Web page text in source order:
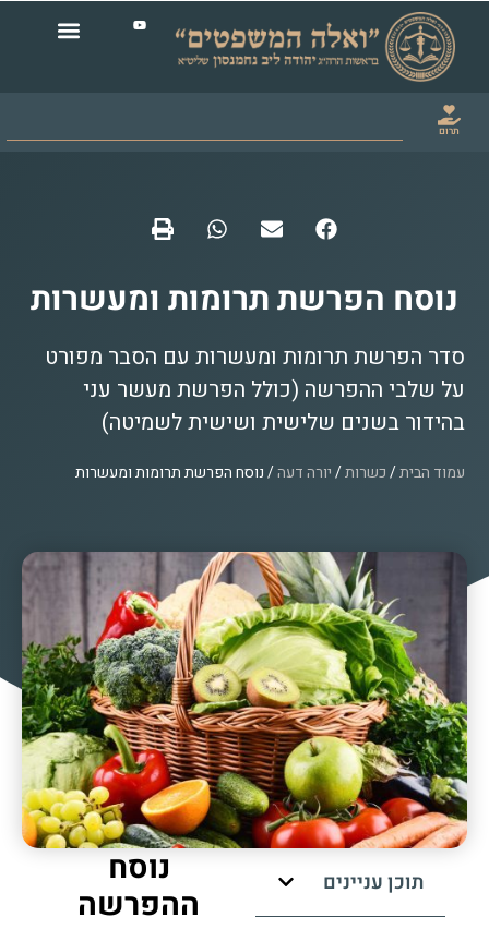
הפרשת תרומות ומעשרות
תרומות ומעשרות עם הסבר מפורט
ההפרשה (כולל הפרשת מעשר עני
בשנים שלישית ושישית לשמיטה)
/כשרות/יורה דעה/ נוסח הפרשת תרומות ומעשרות
תוכן עניינים
ההפרשה